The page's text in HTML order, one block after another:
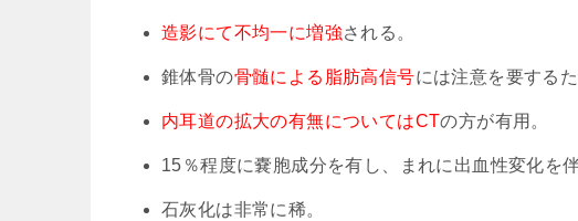
造影にて不均一に増強される。
錐体骨の骨髄による脂肪高信号には注意を要するた
内耳道の拡大の有無についてはCTの方が有用。
15％程度に嚢胞成分を有し、まれに出血性変化を
石灰化は非常に稀。